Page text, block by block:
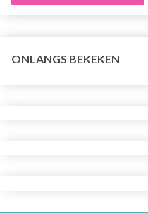
ONLANGS BEKEKEN